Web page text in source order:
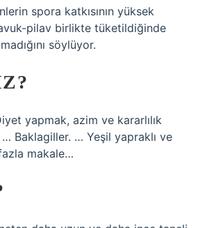
spora katkısının yüksek
pilav birlikte tüketildiğinde
söylüyor.
yapmak, azim ve kararlılık
Baklagiller. … Yeşil yapraklı ve
makale…